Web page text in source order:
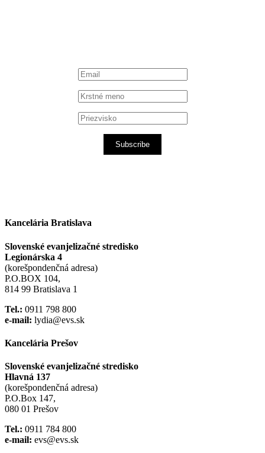
Subscribe
Kancelária Bratislava
Slovenské evanjelizačné stredisko
Legionárska 4
(korešpondenčná adresa)
P.O.BOX 104,
814 99 Bratislava 1
Tel.: 0911 798 800
e-mail: lydia@evs.sk
Kancelária Prešov
Slovenské evanjelizačné stredisko
Hlavná 137
(korešpondenčná adresa)
P.O.Box 147,
080 01 Prešov
Tel.: 0911 784 800
e-mail: evs@evs.sk